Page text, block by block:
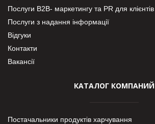
Послуги В2В- маркетингу та PR для клієнтів
Послуги з надання інформації
Відгуки
Контакти
Вакансії
КАТАЛОГ КОМПАНИЙ
Постачальники продуктів харчування